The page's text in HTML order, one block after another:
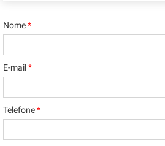
Nome*
E-mail*
Telefone*